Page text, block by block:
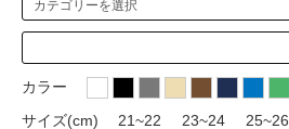
カラー
サイズ(cm)
21~22 23~24 25~26